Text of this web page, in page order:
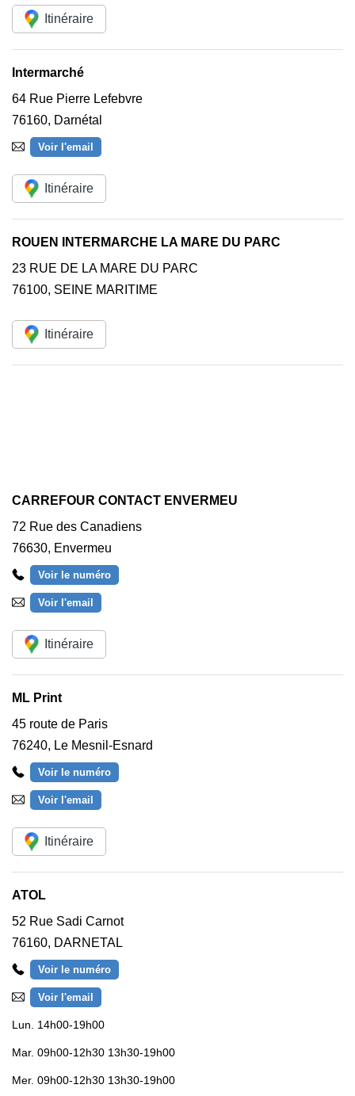
Itinéraire
Intermarché
64 Rue Pierre Lefebvre
76160, Darnétal
Voir l'email
Itinéraire
ROUEN INTERMARCHE LA MARE DU PARC
23 RUE DE LA MARE DU PARC
76100, SEINE MARITIME
Itinéraire
CARREFOUR CONTACT ENVERMEU
72 Rue des Canadiens
76630, Envermeu
Voir le numéro
Voir l'email
Itinéraire
ML Print
45 route de Paris
76240, Le Mesnil-Esnard
Voir le numéro
Voir l'email
Itinéraire
ATOL
52 Rue Sadi Carnot
76160, DARNETAL
Voir le numéro
Voir l'email
Lun. 14h00-19h00
Mar. 09h00-12h30 13h30-19h00
Mer. 09h00-12h30 13h30-19h00